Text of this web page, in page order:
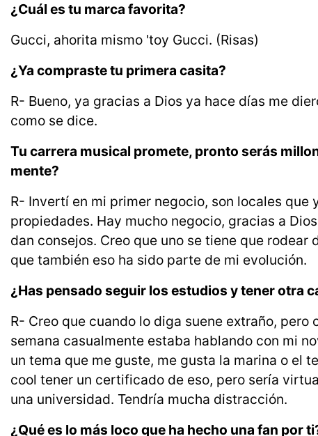
¿Cuál es tu marca favorita?
Gucci, ahorita mismo 'toy Gucci. (Risas)
¿Ya compraste tu primera casita?
R- Bueno, ya gracias a Dios ya hace días me
como se dice.
Tu carrera musical promete, pronto serás
mente?
R- Invertí en mi primer negocio, son locales
propiedades. Hay mucho negocio, gracias a
dan consejos. Creo que uno se tiene que
que también eso ha sido parte de mi evolución.
¿Has pensado seguir los estudios y tener otra
R- Creo que cuando lo diga suene extraño,
semana casualmente estaba hablando con mi
un tema que me guste, me gusta la marina o el
cool tener un certificado de eso, pero sería
una universidad. Tendría mucha distracción.
¿Qué es lo más loco que ha hecho una fan por